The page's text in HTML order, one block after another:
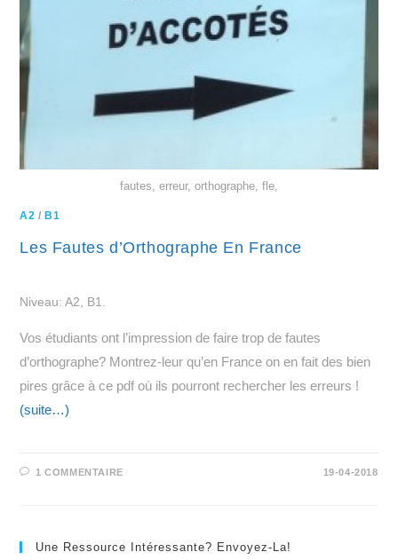
fautes, erreur, orthographe, fle,
A2 /B1
Les Fautes d’Orthographe En France
Niveau: A2, B1.
Vos étudiants ont l’impression de faire trop de fautes
d’orthographe? Montrez-leur qu’en France on en fait des bien
pires grâce à ce pdf où ils pourront rechercher les erreurs !
(suite…)
1 COMMENTAIRE 19-04-2018
Une Ressource Intéressante? Envoyez-La!